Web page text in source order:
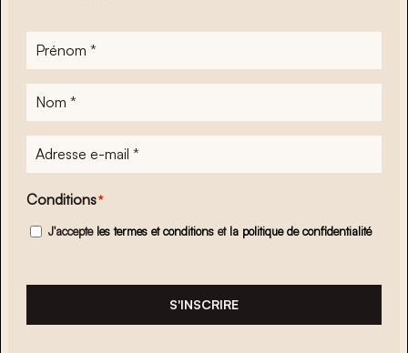
Prénom
Nom
Adresse
e-
mail*
Conditions*
J'accepte les termes et conditions et la politique de confidentialité
S'INSCRIRE